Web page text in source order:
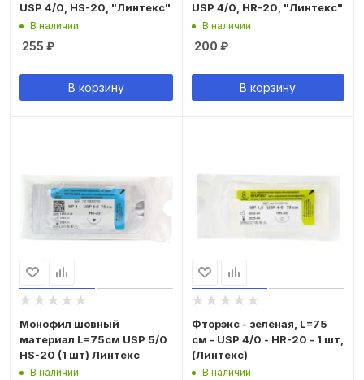
USP 4/0, HS-20, "Линтекс"
В наличии
255 ₽
В корзину
USP 4/0, HR-20, "Линтекс"
В наличии
200 ₽
В корзину
Монофил шовный
материал L=75см USP 5/0
HS-20 (1 шт) Линтекс
В наличии
Фторэкс - зелёная, L=75
см - USP 4/0 - HR-20 - 1 шт,
(Линтекс)
В наличии